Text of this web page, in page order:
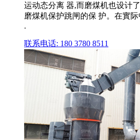
运动态分离 器,而磨煤机也设计
磨煤机保护跳闸的保 护。在實
.
联系电话: 180 3780 8511